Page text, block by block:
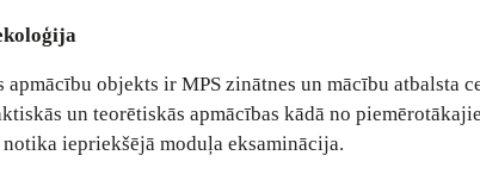
apmācību objekts ir MPS zinātnes un mācību atbalsta
un teorētiskās apmācības kādā no
iepriekšējā moduļa eksaminācija.